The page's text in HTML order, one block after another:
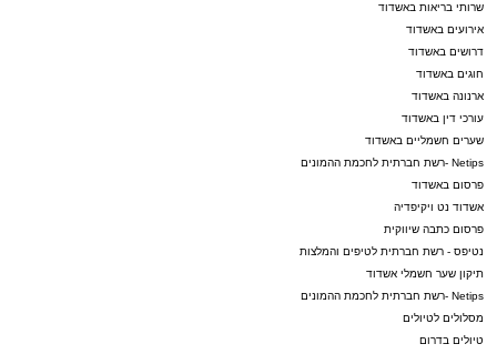
שרותי בריאות באשדוד
אירועים באשדוד
דרושים באשדוד
חוגים באשדוד
ארנונה באשדוד
עורכי דין באשדוד
שערים חשמליים באשדוד
Netips -רשת חברתית לחכמת ההמונים
פרסום באשדוד
אשדוד נט ויקיפדיה
פרסום כתבה שיווקית
נטיפס - רשת חברתית לטיפים והמלצות
תיקון שער חשמלי אשדוד
Netips -רשת חברתית לחכמת ההמונים
מסלולים לטיולים
טיולים בדרום